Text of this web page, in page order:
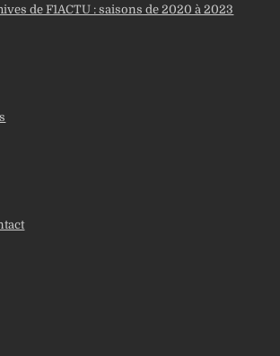
de F1ACTU : saisons de 2020 à 2023